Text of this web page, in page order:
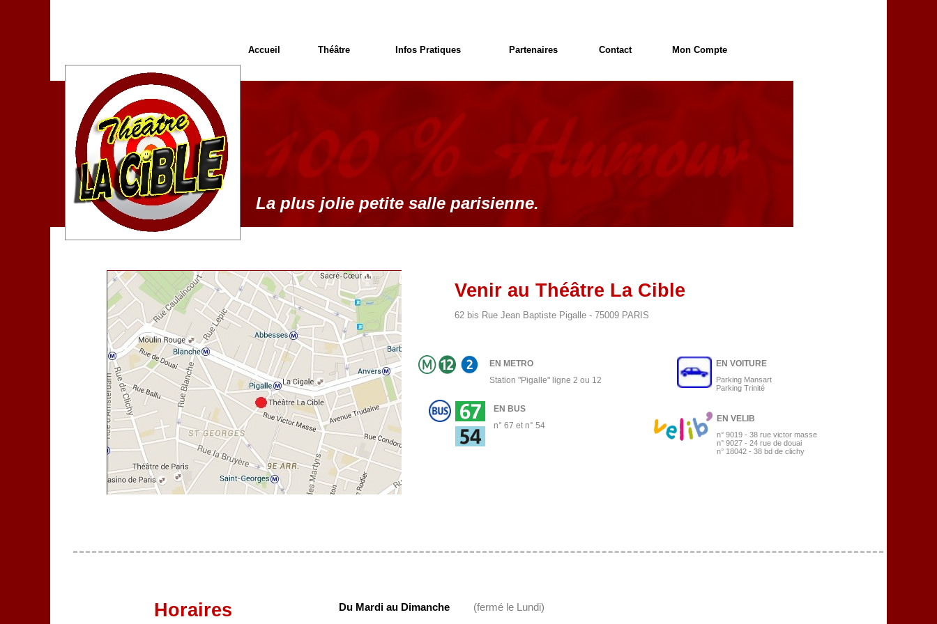
Venir au Théâtre La Cible
62 bis Rue Jean Baptiste Pigalle - 75009 PARIS
EN METRO
Station "Pigalle" ligne 2 ou 12
EN VOITURE
Parking Mansart
Parking Trinité
EN BUS
n° 67 et n° 54
EN VELIB
n° 9019 - 38 rue victor masse
n° 9027 - 24 rue de douai
n° 18042 - 38 bd de clichy
La plus jolie petite salle parisienne.
Accueil Théâtre Infos Pratiques Partenaires Contact Mon Compte
Horaires Du Mardi au Dimanche (fermé le Lundi)